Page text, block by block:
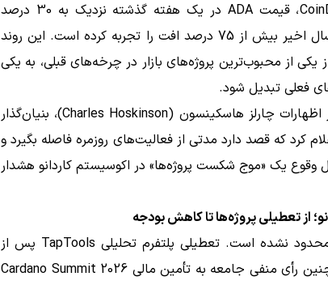
بر اساس داده‌های CoinDesk، قیمت ADA در یک هفته گذشته نزدیک به 30 درصد
کاهش داشته و در یک سال اخیر بیش از 75 درصد افت را تجربه کرده است. این روند
یکی از محبوب‌ترین پروژه‌های بازار در چرخه‌های قبلی، به یکی
فعلی تبدیل شود.
این کاهش قیمت پس از اظهارات چارلز هاسکینسون (Charles Hoskinson)، بنیان‌گذار
کرد که قصد دارد مدتی از فعالیت‌های روزمره فاصله بگیرد و
یک «موج شکست پروژه‌ها» در اکوسیستم کاردانو هشدار
از تعطیلی پروژه‌ها تا کاهش بودجه
نگرانی‌ها تنها به قیمت محدود نشده است. تعطیلی پلتفرم تحلیلی TapTools پس از
چهار سال فعالیت و همچنین رأی منفی جامعه به تأمین مالی Cardano Summit 2026